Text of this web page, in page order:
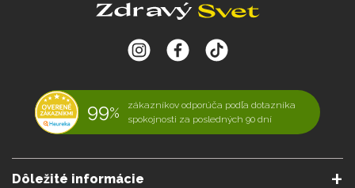
99%
zákazníkov odporúča podľa dotazníka
spokojnosti za posledných 90 dní
Dôležité informácie